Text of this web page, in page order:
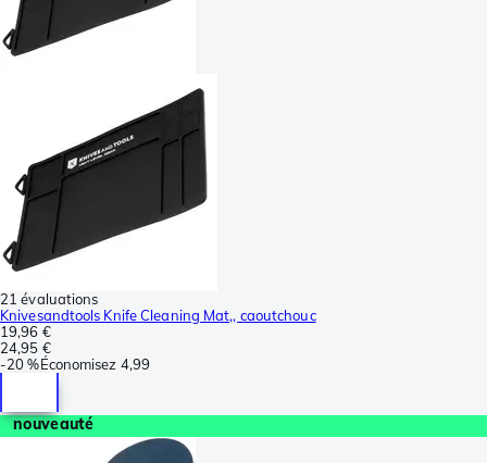
21 évaluations
Knivesandtools Knife Cleaning Mat,, caoutchouc
19,96 €
24,95 €
-20 %Économisez 4,99
nouveauté